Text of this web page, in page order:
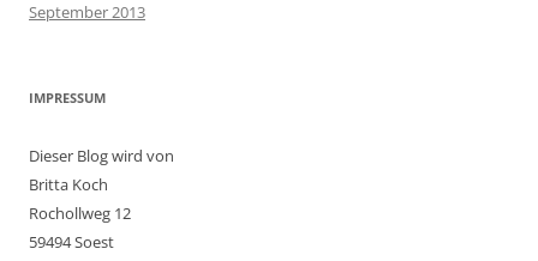
September 2013
IMPRESSUM
Dieser Blog wird von
Britta Koch
Rochollweg 12
59494 Soest